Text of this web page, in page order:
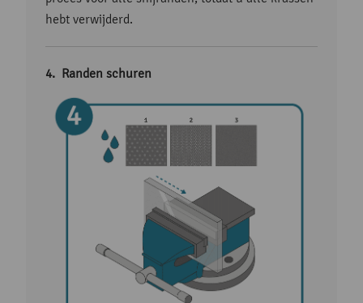
hebt verwijderd.
Randen schuren